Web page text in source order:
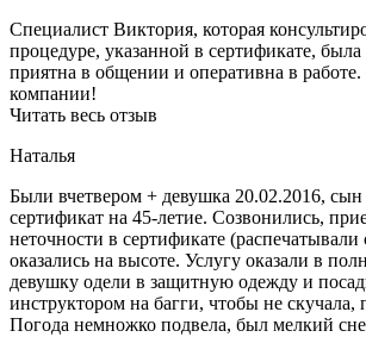
Специалист Виктория, которая
процедуре, указанной в сертификате,
приятна в общении и оперативна в
компании!
Читать весь отзыв
Наталья
Были вчетвером + девушка 20.02.2016,
сертификат на 45-летие. Созвонились,
неточности в сертификате (распечатывали
оказались на высоте. Услугу оказали в
девушку одели в защитную одежду и
инструктором на багги, чтобы не скучала,
Погода немножко подвела, был мелкий